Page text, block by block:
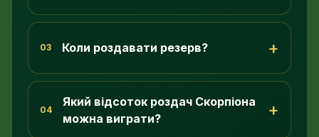
03 Коли роздавати резерв? +
04
Який відсоток роздач Скорпіона
можна виграти?
+